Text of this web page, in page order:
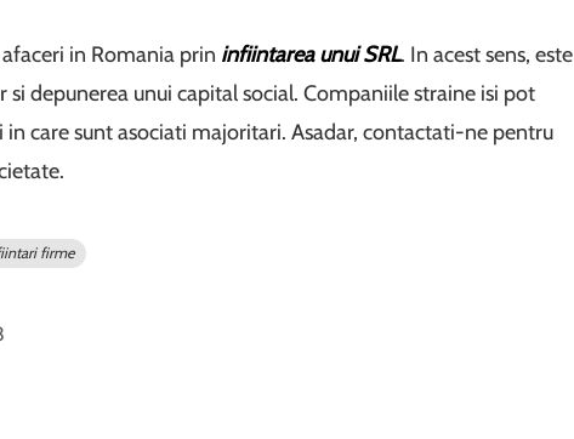
in Romania prin infiintarea unui SRL. In acest sens, este
depunerea unui capital social. Companiile straine isi pot
care sunt asociati majoritari. Asadar, contactati-ne pentru
firme